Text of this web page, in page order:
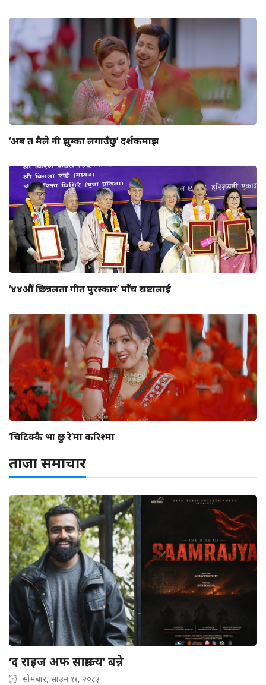
‘अब त मैले नी झुम्का लगाउँछु’ दर्शकमाझ
‘४४औँ छिन्नलता गीत पुरस्कार’ पाँच स्रष्टालाई
‘चिटिक्कै भा छु रे’मा करिश्मा
ताजा समाचार
‘द राइज अफ साम्राज्य’ बन्ने
सोमबार, साउन ११, २०८३